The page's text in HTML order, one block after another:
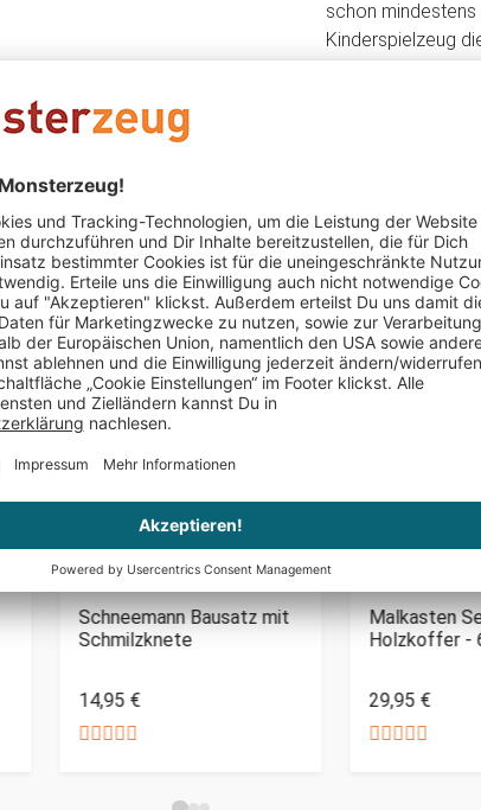
schon
Kinderspielzeug
Ansonsten ist
dem Auspacken
Fantasie freien
Das könnte Dir auch gefallen
Schneemann Bausatz mit
Schmilzknete
14,95 €
Malkasten
Holzkoffer -
29,95 €